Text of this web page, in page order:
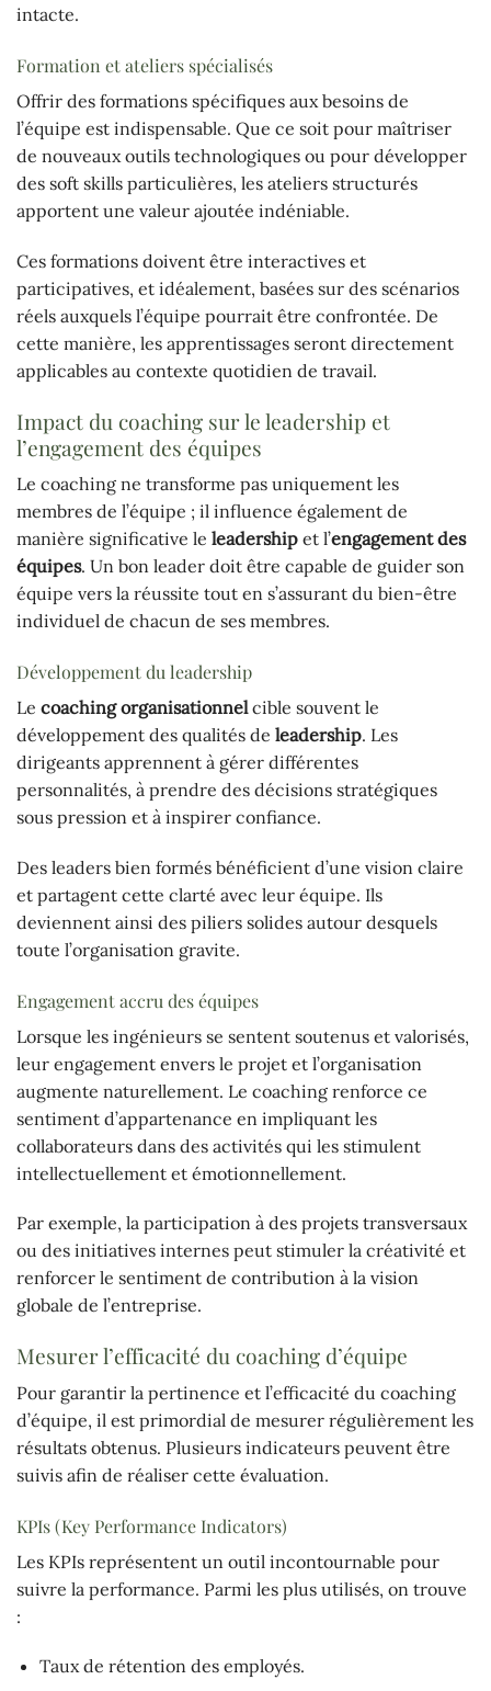
intacte.
Formation et ateliers spécialisés
Offrir des formations spécifiques aux besoins de
l’équipe est indispensable. Que ce soit pour maîtriser
de nouveaux outils technologiques ou pour développer
des soft skills particulières, les ateliers structurés
apportent une valeur ajoutée indéniable.
Ces formations doivent être interactives et
participatives, et idéalement, basées sur des scénarios
réels auxquels l’équipe pourrait être confrontée. De
cette manière, les apprentissages seront directement
applicables au contexte quotidien de travail.
Impact du coaching sur le leadership et
l’engagement des équipes
Le coaching ne transforme pas uniquement les
membres de l’équipe ; il influence également de
manière significative le leadership et l’engagement des
équipes. Un bon leader doit être capable de guider son
équipe vers la réussite tout en s’assurant du bien-être
individuel de chacun de ses membres.
Développement du leadership
Le coaching organisationnelcible souvent le
développement des qualités de leadership. Les
dirigeants apprennent à gérer différentes
personnalités, à prendre des décisions stratégiques
sous pression et à inspirer confiance.
Des leaders bien formés bénéficient d’une vision claire
et partagent cette clarté avec leur équipe. Ils
deviennent ainsi des piliers solides autour desquels
toute l’organisation gravite.
Engagement accru des équipes
Lorsque les ingénieurs se sentent soutenus et valorisés,
leur engagement envers le projet et l’organisation
augmente naturellement. Le coaching renforce ce
sentiment d’appartenance en impliquant les
collaborateurs dans des activités qui les stimulent
intellectuellement et émotionnellement.
Par exemple, la participation à des projets transversaux
ou des initiatives internes peut stimuler la créativité et
renforcer le sentiment de contribution à la vision
globale de l’entreprise.
Mesurer l’efficacité du coaching d’équipe
Pour garantir la pertinence et l’efficacité du coaching
d’équipe, il est primordial de mesurer régulièrement les
résultats obtenus. Plusieurs indicateurs peuvent être
suivis afin de réaliser cette évaluation.
KPIs (Key Performance Indicators)
Les KPIs représentent un outil incontournable pour
suivre la performance. Parmi les plus utilisés, on trouve
:
Taux de rétention des employés.